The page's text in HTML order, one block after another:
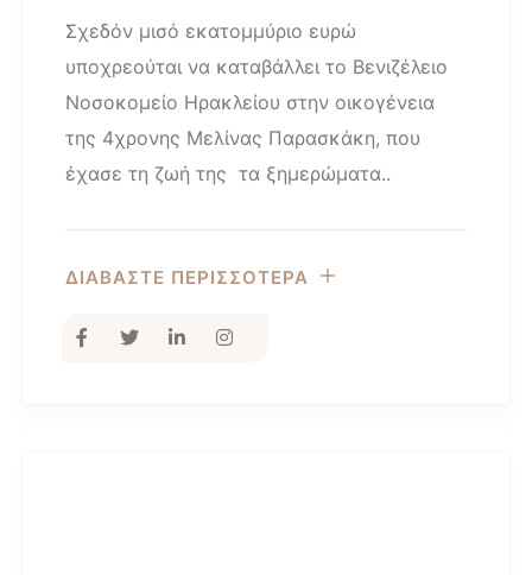
Σχεδόν μισό εκατομμύριο ευρώ
υποχρεούται να καταβάλλει το Βενιζέλειο
Νοσοκομείο Ηρακλείου στην οικογένεια
της 4χρονης Μελίνας Παρασκάκη, που
έχασε τη ζωή της τα ξημερώματα..
ΔΙΑΒΑΣΤΕ ΠΕΡΙΣΣΟΤΕΡΑ